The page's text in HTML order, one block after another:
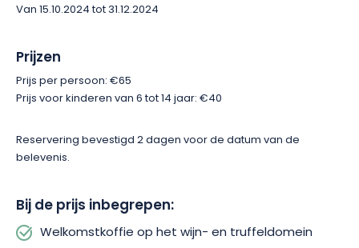
ervaring! Het uitje eindigt in stijl met een proeverij van
Van 15.10.2024 tot 31.12.2024
Prijzen
Prijs per persoon: €65
Prijs voor kinderen van 6 tot 14 jaar: €40
Reservering bevestigd 2 dagen voor de datum van de
belevenis.
Bij de prijs inbegrepen:
Welkomstkoffie op het wijn- en truffeldomein